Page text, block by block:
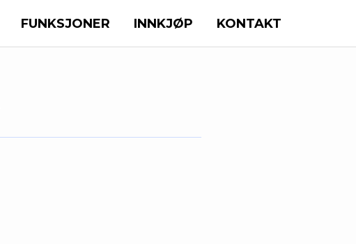
FUNKSJONER INNKJØP KONTAKT